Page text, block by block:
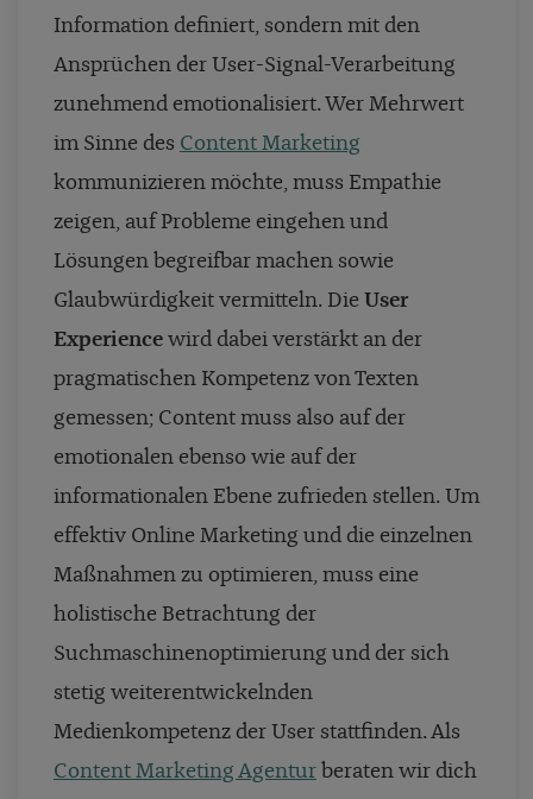
Information definiert, sondern mit den
Ansprüchen der User-Signal-Verarbeitung
zunehmend emotionalisiert. Wer Mehrwert
im Sinne des Content Marketing
kommunizieren möchte, muss Empathie
zeigen, auf Probleme eingehen und
Lösungen begreifbar machen sowie
Glaubwürdigkeit vermitteln. Die User
Experience wird dabei verstärkt an der
pragmatischen Kompetenz von Texten
gemessen; Content muss also auf der
emotionalen ebenso wie auf der
informationalen Ebene zufrieden stellen. Um
effektiv Online Marketing und die einzelnen
Maßnahmen zu optimieren, muss eine
holistische Betrachtung der
Suchmaschinenoptimierung und der sich
stetig weiterentwickelnden
Medienkompetenz der User stattfinden. Als
Content Marketing Agentur beraten wir dich